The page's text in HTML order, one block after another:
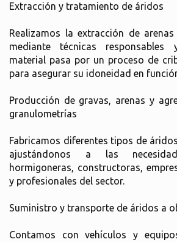
Extracción y tratamiento de áridos
Realizamos la extracción de
mediante técnicas responsables
material pasa por un proceso de
para asegurar su idoneidad en
Producción de gravas, arenas y
granulometrías
Fabricamos diferentes tipos de
ajustándonos a las
hormigoneras, constructoras,
y profesionales del sector.
Suministro y transporte de áridos a
Contamos con vehículos y